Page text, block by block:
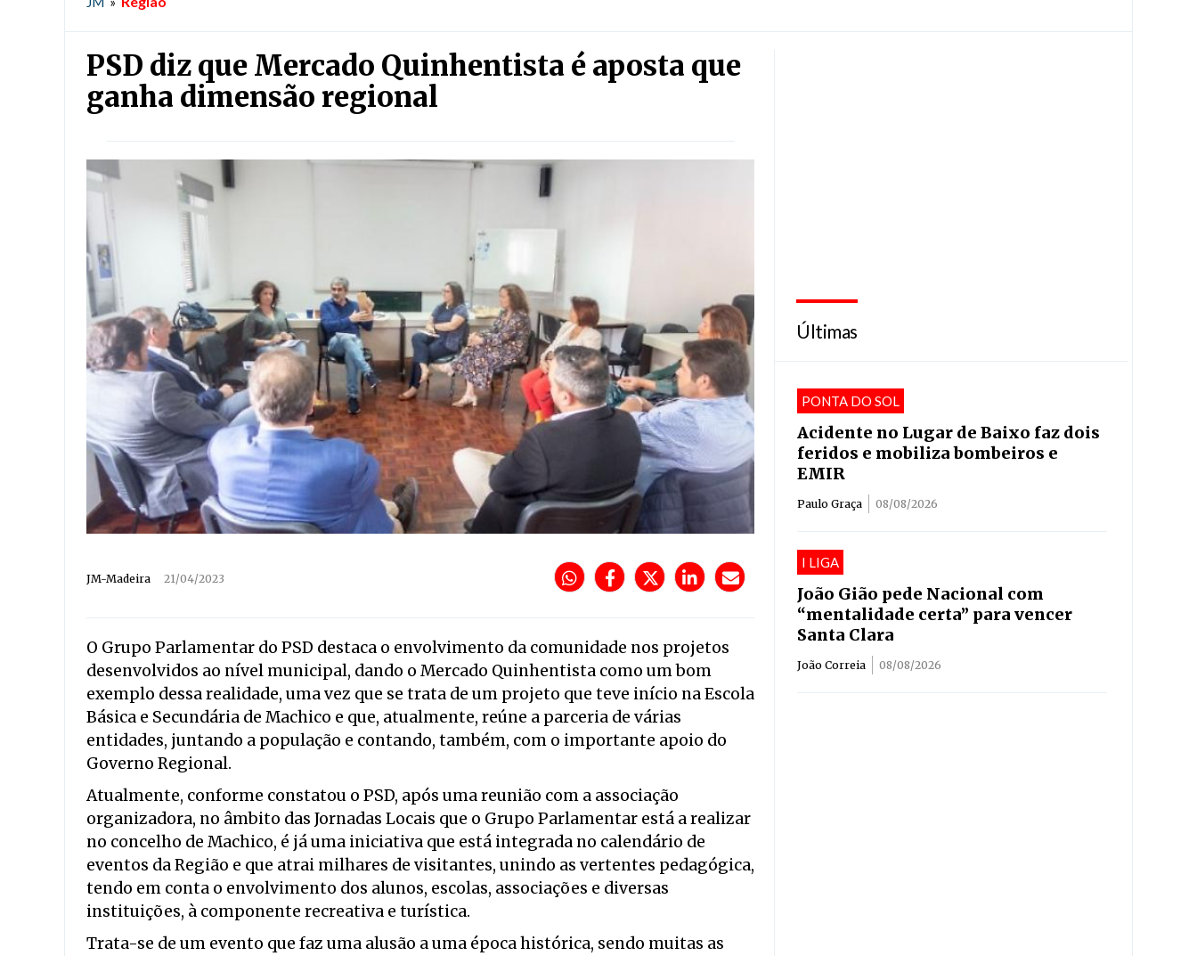
PSD diz que Mercado Quinhentista é aposta que
ganha dimensão regional
JM-Madeira 21/04/2023
O Grupo Parlamentar do PSD destaca o envolvimento da comunidade nos projetos
desenvolvidos ao nível municipal, dando o Mercado Quinhentista como um bom
exemplo dessa realidade, uma vez que se trata de um projeto que teve início na Escola
Básica e Secundária de Machico e que, atualmente, reúne a parceria de várias
entidades, juntando a população e contando, também, com o importante apoio do
Governo Regional.
Atualmente, conforme constatou o PSD, após uma reunião com a associação
organizadora, no âmbito das Jornadas Locais que o Grupo Parlamentar está a realizar
no concelho de Machico, é já uma iniciativa que está integrada no calendário de
eventos da Região e que atrai milhares de visitantes, unindo as vertentes pedagógica,
tendo em conta o envolvimento dos alunos, escolas, associações e diversas
instituições, à componente recreativa e turística.
Trata-se de um evento que faz uma alusão a uma época histórica, sendo muitas as
Últimas
PONTA DO SOL
Acidente no Lugar de Baixo faz dois
feridos e mobiliza bombeiros e
EMIR
Paulo Graça 08/08/2026
I LIGA
João Gião pede Nacional com
“mentalidade certa” para vencer
Santa Clara
João Correia 08/08/2026